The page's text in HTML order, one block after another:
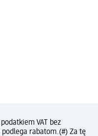
VAT bez
podlega rabatom.(#) Za tę